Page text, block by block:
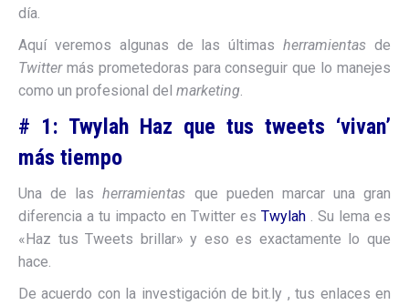
día.
Aquí veremos algunas de las últimasherramientas de
Twittermás prometedoras para conseguir que lo manejes
como un profesional del marketing.
# 1: Twylah Haz que tus tweets ‘vivan’
más tiempo
Una de lasherramientas que pueden marcar una gran
diferencia a tu impacto en Twitter es Twylah . Su lema es
«Haz tus Tweets brillar» y eso es exactamente lo que
hace.
De acuerdo con la investigación de bit.ly , tus enlaces en